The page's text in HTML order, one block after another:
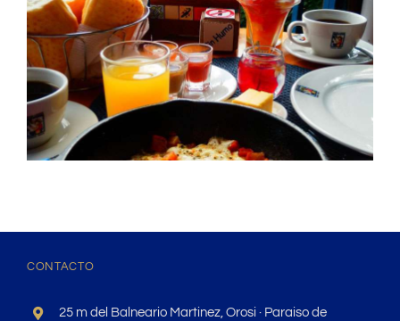
CONTACTO
25 m del Balneario Martinez, Orosi · Paraiso de